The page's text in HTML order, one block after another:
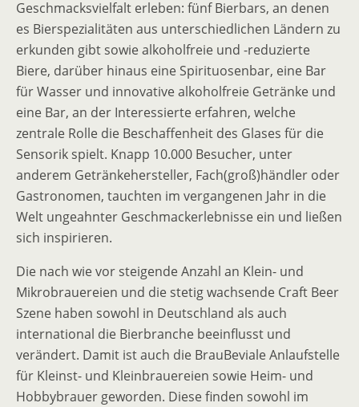
Geschmacksvielfalt erleben: fünf Bierbars, an denen
es Bierspezialitäten aus unterschiedlichen Ländern zu
erkunden gibt sowie alkoholfreie und -reduzierte
Biere, darüber hinaus eine Spirituosenbar, eine Bar
für Wasser und innovative alkoholfreie Getränke und
eine Bar, an der Interessierte erfahren, welche
zentrale Rolle die Beschaffenheit des Glases für die
Sensorik spielt. Knapp 10.000 Besucher, unter
anderem Getränkehersteller, Fach(groß)händler oder
Gastronomen, tauchten im vergangenen Jahr in die
Welt ungeahnter Geschmackerlebnisse ein und ließen
sich inspirieren.
Die nach wie vor steigende Anzahl an Klein- und
Mikrobrauereien und die stetig wachsende Craft Beer
Szene haben sowohl in Deutschland als auch
international die Bierbranche beeinflusst und
verändert. Damit ist auch die BrauBeviale Anlaufstelle
für Kleinst- und Kleinbrauereien sowie Heim- und
Hobbybrauer geworden. Diese finden sowohl im